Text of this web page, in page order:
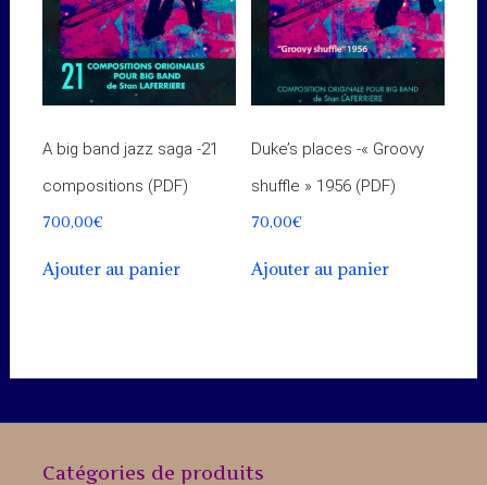
A big band jazz saga -21
compositions (PDF)
700,00€
Ajouter au panier
Duke’s places -« Groovy
shuffle » 1956 (PDF)
70,00€
Ajouter au panier
Catégories de produits